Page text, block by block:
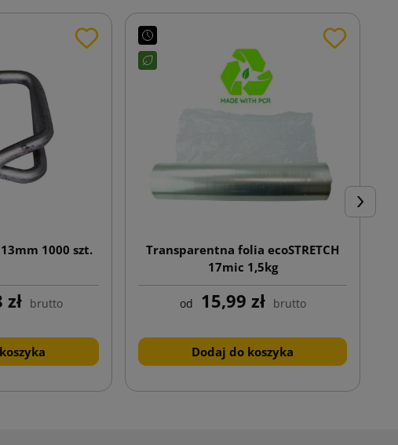
1000 szt.
brutto
Transparentna folia ecoSTRETCH
17mic 1,5kg
od 15,99 zł brutto
Dodaj do koszyka